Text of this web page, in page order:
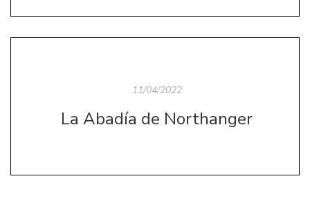
11/04/2022
La Abadía de Northanger